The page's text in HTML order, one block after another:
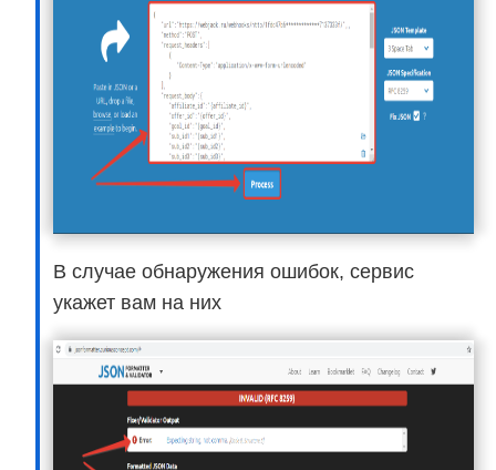
В случае обнаружения ошибок, сервис
укажет вам на них